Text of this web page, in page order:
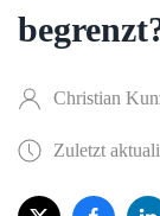
Christian
Zuletzt